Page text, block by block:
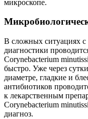
микроскопе.
В сложных ситуациях
диагностики
Corynebacterium
быстро. Уже через
диаметре, гладкие и
антибиотиков
к лекарственным
Corynebacterium
диагноз.